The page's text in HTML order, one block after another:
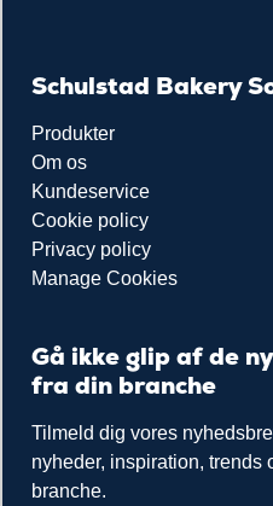
Schulstad Bakery
Produkter
Om os
Kundeservice
Cookie policy
Privacy policy
Manage Cookies
Gå ikke glip af de
fra din branche
Tilmeld dig vores
nyheder, inspiration, trends
branche.